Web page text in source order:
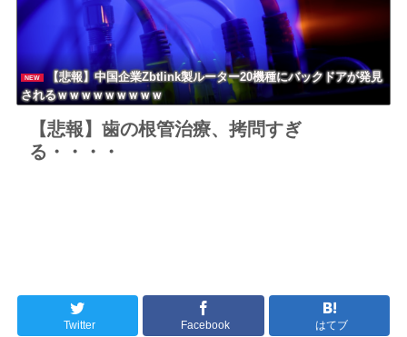
NEW
【悲報】中国企業Zbtlink製ルーター20機種にバックドアが発見
されるｗｗｗｗｗｗｗｗｗ
【悲報】歯の根管治療、拷問すぎ
る・・・・
Twitter Facebook はてブ